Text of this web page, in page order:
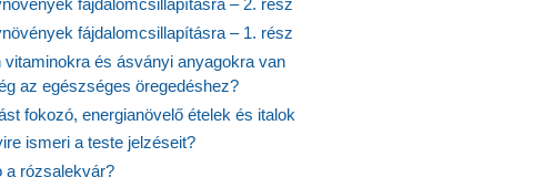
fájdalomcsillapításra – 2. rész
fájdalomcsillapításra – 1. rész
vitaminokra és ásványi anyagokra van
az egészséges öregedéshez?
fokozó, energianövelő ételek és italok
ismeri a teste jelzéseit?
a rózsalekvár?